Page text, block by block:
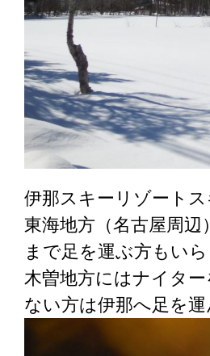
伊那スキーリゾート
東海地方（名古屋周
まで足を運ぶ方もい
木曽地方にはナイタ
ない方は伊那へ足を